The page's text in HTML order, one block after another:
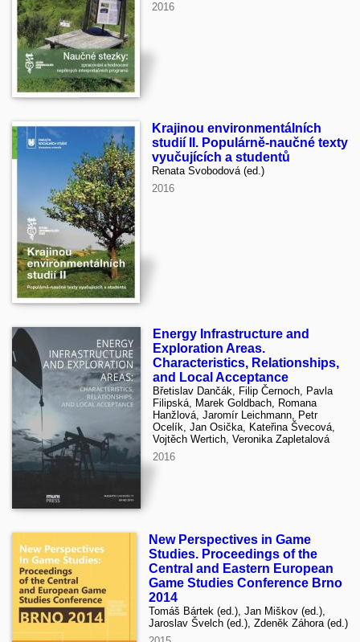
2016
Krajinou environmentálních
studií II. Populárně-naučné texty
vyučujících a studentů
Renata Svobodová (ed.)
2016
Energy Infrastructure and
Exploration Areas.
Characteristics, Relationships,
and Local Acceptance
Břetislav Dančák, Filip Černoch, Pavla
Filipská, Marek Goldbach, Romana
Hanžlová, Jaromír Leichmann, Petr
Ocelík, Jan Osička, Kateřina Švecová,
Vojtěch Wertich, Veronika Zapletalová
2016
New Perspectives in Game
Studies. Proceedings of the
Central and Eastern European
Game Studies Conference Brno
2014
Tomáš Bártek (ed.), Jan Miškov (ed.),
Jaroslav Švelch (ed.), Zdeněk Záhora (ed.)